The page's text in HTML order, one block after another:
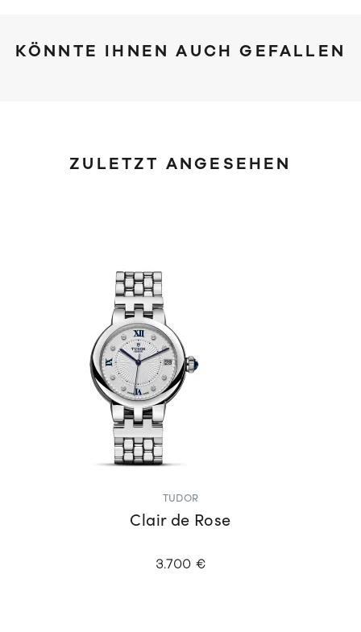
KÖNNTE IHNEN AUCH GEFALLEN
ZULETZT ANGESEHEN
TUDOR
Clair de Rose
3.700 €